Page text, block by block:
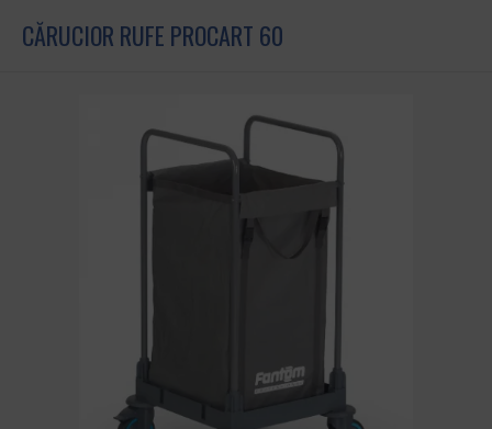
CĂRUCIOR RUFE PROCART 60